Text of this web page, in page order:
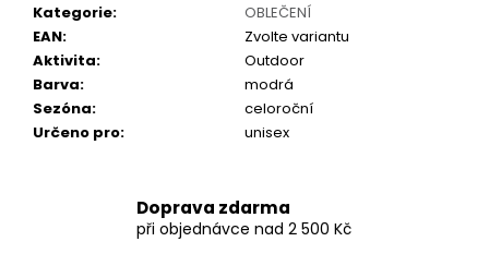
Kategorie:
OBLEČENÍ
EAN:
Zvolte variantu
Aktivita:
Outdoor
Barva:
modrá
Sezóna:
celoroční
Určeno pro: unisex
Doprava zdarma
při objednávce nad 2 500 Kč
e
m
e